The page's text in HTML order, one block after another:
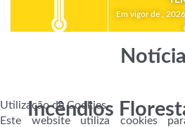
Em vigor de ,
Incêndios
Utilização de Cookies
Este website utiliza cookies